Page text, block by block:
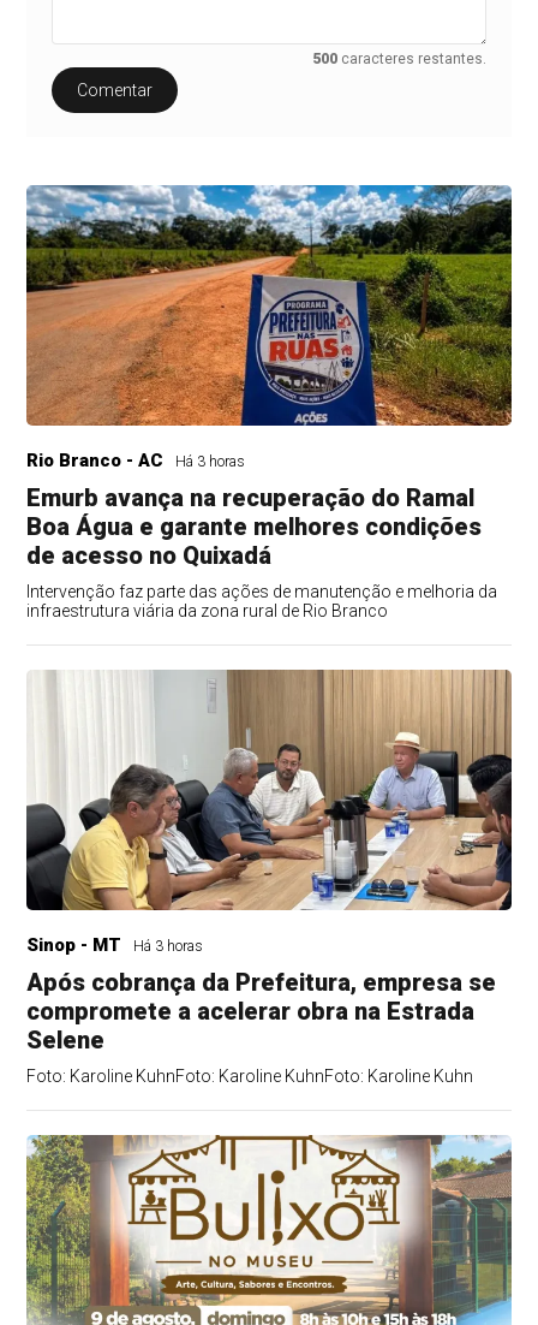
500 caracteres restantes.
Comentar
Rio Branco - AC Há 3 horas
Emurb avança na recuperação do Ramal
Boa Água e garante melhores condições
de acesso no Quixadá
Intervenção faz parte das ações de manutenção e melhoria da
infraestrutura viária da zona rural de Rio Branco
Sinop - MT Há 3 horas
Após cobrança da Prefeitura, empresa se
compromete a acelerar obra na Estrada
Selene
Foto: Karoline KuhnFoto: Karoline KuhnFoto: Karoline Kuhn